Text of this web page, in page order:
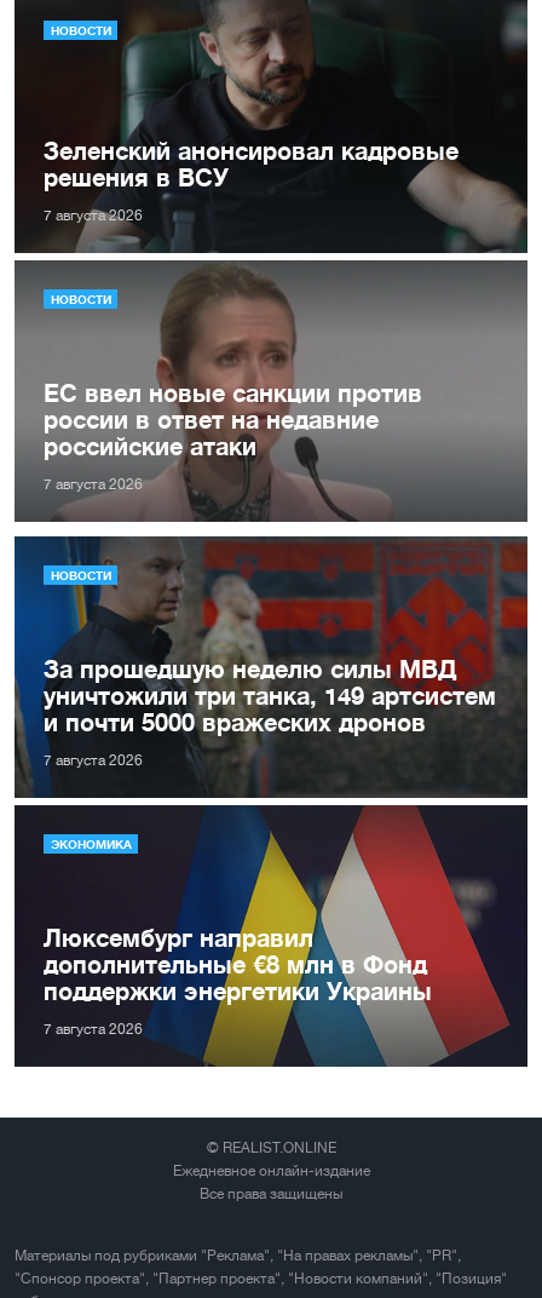
НОВОСТИ
Зеленский анонсировал кадровые
решения в ВСУ
7 августа 2026
НОВОСТИ
ЕС ввел новые санкции против
россии в ответ на недавние
российские атаки
7 августа 2026
НОВОСТИ
За прошедшую неделю силы МВД
уничтожили три танка, 149 артсистем
и почти 5000 вражеских дронов
7 августа 2026
ЭКОНОМИКА
Люксембург направил
дополнительные €8 млн в Фонд
поддержки энергетики Украины
7 августа 2026
© REALIST.ONLINE
Ежедневное онлайн-издание
Все права защищены
Материалы под рубриками "Реклама", "На правах рекламы", "PR",
"Спонсор проекта", "Партнер проекта", "Новости компаний", "Позиция"